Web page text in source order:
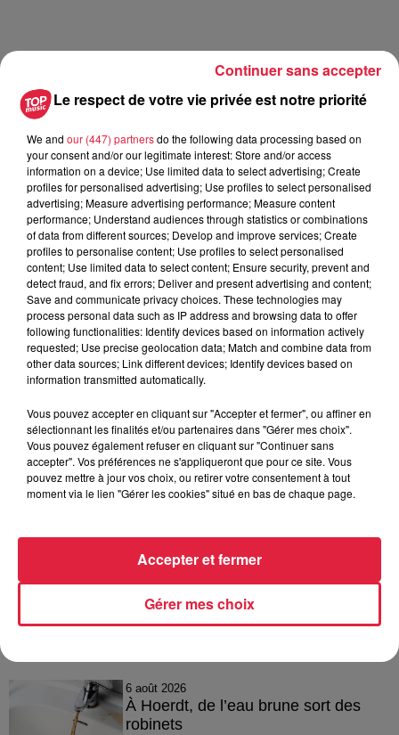
6 août 2026
À Hoerdt, de l’eau brune sort des
robinets
Le respect de votre vie privée est notre priorité
We and our (447) partnersdo the following data processing based on
your consent and/or our legitimate interest: Store and/or access
information on a device; Use limited data to select advertising; Create
profiles for personalised advertising; Use profiles to select personalised
advertising; Measure advertising performance; Measure content
performance; Understand audiences through statistics or combinations
of data from different sources; Develop and improve services; Create
profiles to personalise content; Use profiles to select personalised
content; Use limited data to select content; Ensure security, prevent and
detect fraud, and fix errors; Deliver and present advertising and content;
Save and communicate privacy choices. These technologies may
process personal data such as IP address and browsing data to offer
following functionalities: Identify devices based on information actively
requested; Use precise geolocation data; Match and combine data from
other data sources; Link different devices; Identify devices based on
information transmitted automatically.
Vous pouvez accepter en cliquant sur "Accepter et fermer", ou affiner en
sélectionnant les finalités et/ou partenaires dans "Gérer mes choix".
Vous pouvez également refuser en cliquant sur "Continuer sans
accepter". Vos préférences ne s'appliqueront que pour ce site. Vous
pouvez mettre à jour vos choix, ou retirer votre consentement à tout
moment via le lien "Gérer les cookies" situé en bas de chaque page.
Gérer mes choix
Accepter et fermer
Continuer sans accepter